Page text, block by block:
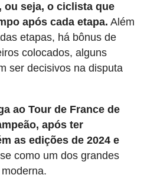
ou seja, o ciclista que
após cada etapa. Além
etapas, há bônus de
colocados, alguns
ser decisivos na disputa
ao Tour de France de
após ter
as edições de 2024 e
como um dos grandes